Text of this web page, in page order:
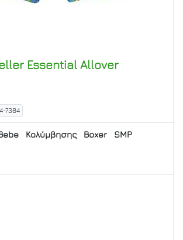
Essential Allover
7384
Κολύμβησης Boxer SMP